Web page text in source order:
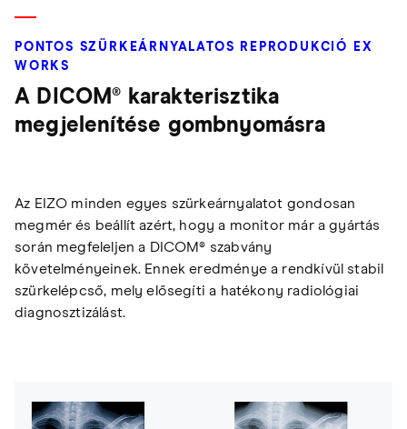
PONTOS SZÜRKEÁRNYALATOS REPRODUKCIÓ EX
WORKS
A DICOM® karakterisztika
megjelenítése gombnyomásra
Az EIZO minden egyes szürkeárnyalatot gondosan
megmér és beállít azért, hogy a monitor már a gyártás
során megfeleljen a DICOM® szabvány
követelményeinek. Ennek eredménye a rendkívül stabil
szürkelépcső, mely elősegíti a hatékony radiológiai
diagnosztizálást.